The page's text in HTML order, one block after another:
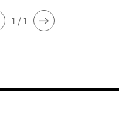
1 / 1